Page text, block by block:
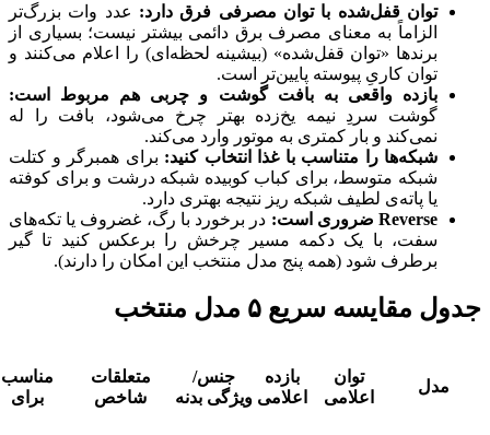
توان قفل‌شده با توان مصرفی فرق دارد: عدد وات بزرگ‌تر
الزاماً به معنای مصرف برق دائمی بیشتر نیست؛ بسیاری از
برندها «توان قفل‌شده» (بیشینه لحظه‌ای) را اعلام می‌کنند و
توان کاریِ پیوسته پایین‌تر است.
بازده واقعی به بافت گوشت و چربی هم مربوط است:
گوشت سردِ نیمه یخ‌زده بهتر چرخ می‌شود، بافت را له
نمی‌کند و بار کمتری به موتور وارد می‌کند.
شبکه‌ها را متناسب با غذا انتخاب کنید: برای همبرگر و کتلت
شبکه متوسط، برای کباب کوبیده شبکه درشت و برای کوفته
یا پاته‌ی لطیف شبکه ریز نتیجه بهتری دارد.
Reverse ضروری است:
در برخورد با رگ، غضروف یا تکه‌های
سفت، با یک دکمه مسیر چرخش را برعکس کنید تا گیر
برطرف شود (همه پنج مدل منتخب این امکان را دارند).
جدول مقایسه سریع ۵ مدل منتخب
مدل
توان
اعلامی
بازده
اعلامی
جنس/
ویژگی بدنه
متعلقات
شاخص
مناسب
برای